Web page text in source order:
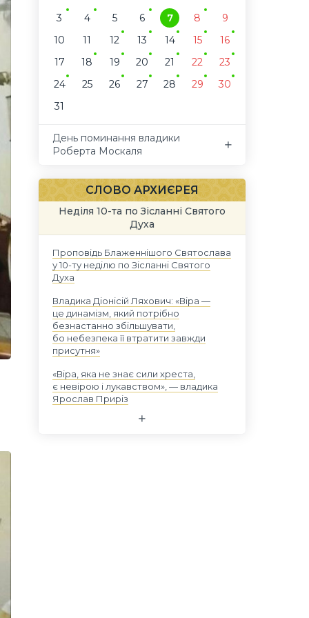
3
4 5 6 7 8
9
10
11 12 13 14 15
16
17
18 19 20 21 22
23
24
25 26 27 28 29
30
31
День поминання владики
Роберта Москаля
СЛОВО АРХИЄРЕЯ
Неділя 10-та по Зісланні Святого
Духа
Проповідь Блаженнішого Святослава
у 10-ту неділю по Зісланні Святого
Духа
Владика Діонісій Ляхович: «Віра —
це динамізм, який потрібно
безнастанно збільшувати,
бо небезпека її втратити завжди
присутня»
«Віра, яка не знає сили хреста,
є невірою і лукавством», — владика
Ярослав Приріз